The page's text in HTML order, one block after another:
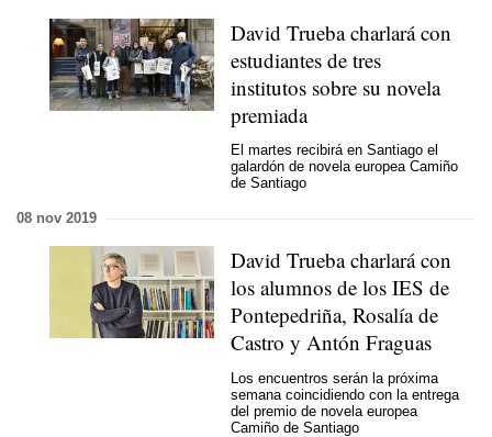
David Trueba charlará con
estudiantes de tres
institutos sobre su novela
premiada
El martes recibirá en Santiago el
galardón de novela europea Camiño
de Santiago
08 nov 2019
David Trueba charlará con
los alumnos de los IES de
Pontepedriña, Rosalía de
Castro y Antón Fraguas
Los encuentros serán la próxima
semana coincidiendo con la entrega
del premio de novela europea
Camiño de Santiago